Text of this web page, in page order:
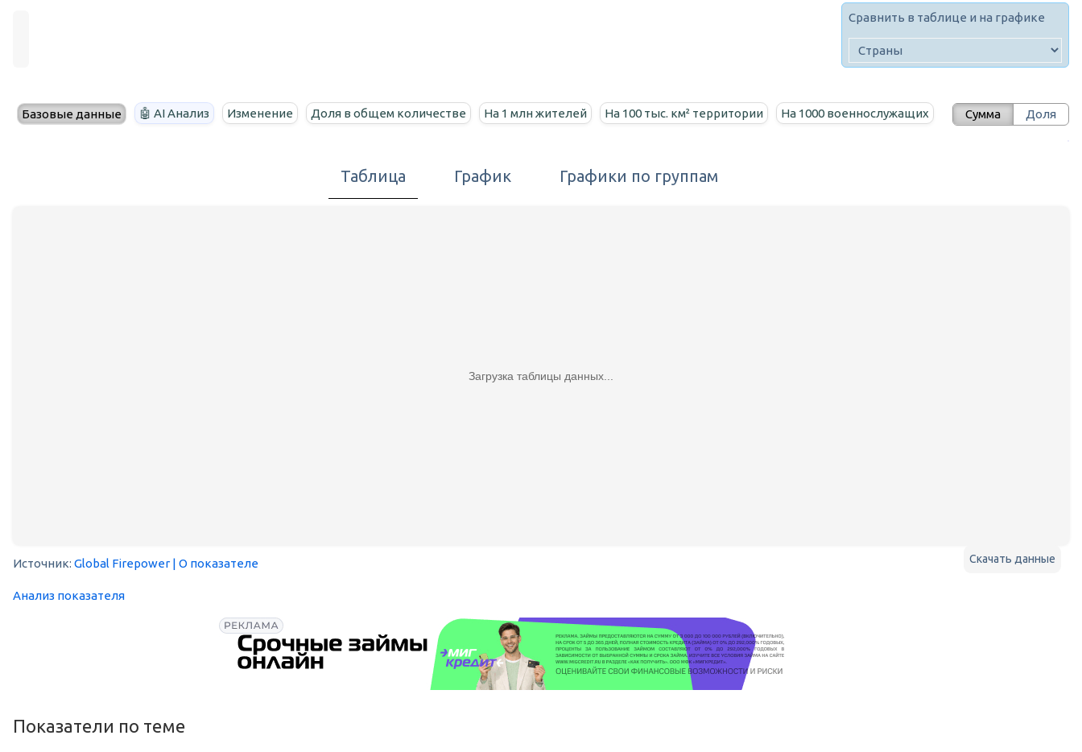
Сравнить в таблице и на графике
Базовые данные 🤖 AI Анализ Изменение Доля в общем количестве На 1 млн жителей На 100 тыс. км² территории На 1000 военнослужащих Сумма Доля
Таблица График Графики по группам
Загрузка таблицы данных...
Скачать данные
Источник: Global Firepower | О показателе
Анализ показателя
Показатели по теме